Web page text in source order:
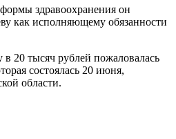
здравоохранения он
как исполняющему обязанности
20 тысяч рублей пожаловалась
состоялась 20 июня,
области.